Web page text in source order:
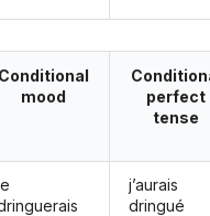
Conditional
mood
perfect
tense
j’aurais
dringué